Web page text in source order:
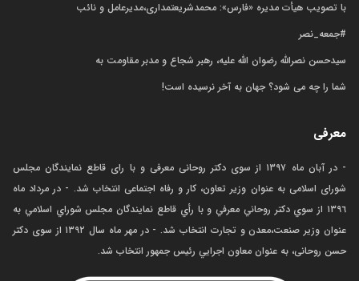
با تصویب هیأت مدیره «فارس»: محمدشریعتمداری،مدیرعامل و نائب
‏⁧‫#جمعه_نصر‬⁩
سیدحسن نصرالله رضوان الله علیه، رهبر شجاع و مدبر مقاومت به
شما را چه می شود؟ جهان به آخر نرسیده است!
معرفی
- در آبان ماه ۱۳۹۷ از سوی دکتر روحانی معرفی و با رای قاطع نمایندگان مجلس
شورای اسلامی به عنوان وزیر تعاون، کار و رفاه اجتماعی انتخاب شد. - در مرداد ماه
١٣٩٦ از سوي دكتر روحاني معرفي و با رأي قاطع نمايندگان مجلس شوراي اسلامي به
عنوان وزير صنعت،معدن و تجارت انتخاب شد. - در مهر ماه سال ۱۳۹۲ از سوی دکتر
حسن روحانی، به عنوان معاون اجرايي رئيس جمهور انتخاب شد.